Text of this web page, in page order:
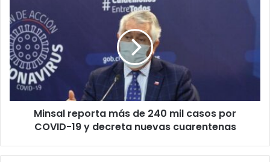
reporta
más
de
240
mil
casos
por
COVID-
Minsal reporta más de 240 mil casos por
COVID-19 y decreta nuevas cuarentenas